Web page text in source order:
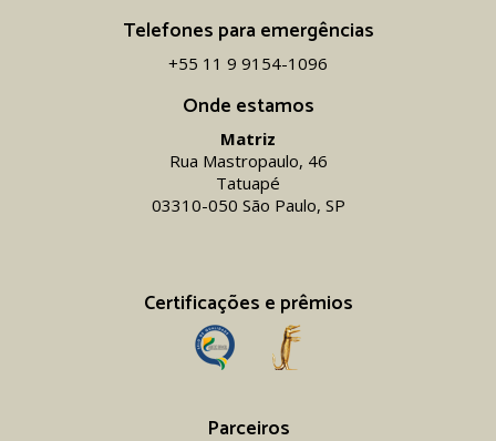
Onde estamos
Matriz
Rua Mastropaulo, 46
Tatuapé
03310-050 São Paulo, SP
Certificações e prêmios
Parceiros
Telefones para emergências
+55 11 9 9154-1096‬